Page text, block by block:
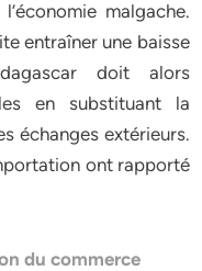
malgache.
entraîner une baisse
doit alors
en substituant la
échanges extérieurs.
ont rapporté
du commerce